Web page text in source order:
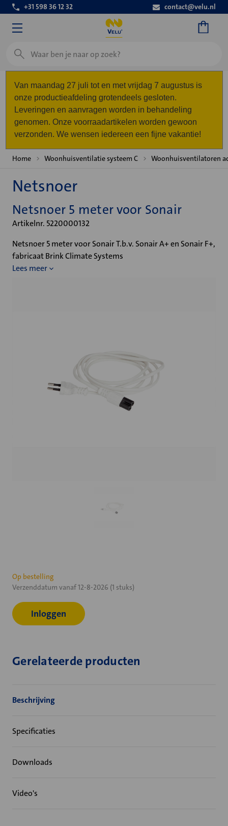
+31 598 36 12 32 contact@velu.nl
Zoeken
Van maandag 27 juli tot en met vrijdag 7 augustus is
onze productieafdeling grotendeels gesloten.
Leveringen en aanvragen worden in behandeling
genomen. Onze voorraadartikelen worden gewoon
verzonden. We wensen iedereen een fijne vakantie!
Home Woonhuisventilatie systeem C Woonhuisventilatoren
Netsnoer
Netsnoer 5 meter voor Sonair
Artikelnr. 5220000132
Netsnoer 5 meter voor Sonair T.b.v. Sonair A+ en Sonair F+,
fabricaat Brink Climate Systems
Lees meer
Huidige
voorraad:
Op bestelling
Verzenddatum vanaf 12-8-2026 (1 stuks)
Inloggen
Gerelateerde producten
Beschrijving
Specificaties
Downloads
Video's